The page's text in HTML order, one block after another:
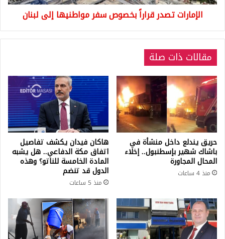
الإمارات تصدر قراراً بخصوص سفر مواطنيها إلى لبنان
مقالات ذات صلة
حريق يندلع داخل منشأة في
باشاك شهير بإسطنبول.. إخلاء
المحال المجاورة
منذ 4 ساعات
هاكان فيدان يكشف تفاصيل
اتفاق مكة الدفاعي.. هل يشبه
المادة الخامسة للناتو؟ وهذه
الدول قد تنضم
منذ 5 ساعات